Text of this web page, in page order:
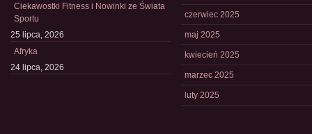
Ciekawostki Fitness i Nowinki ze Świata
Sportu
25 lipca, 2026
Afryka
24 lipca, 2026
czerwiec 2025
maj 2025
kwiecień 2025
marzec 2025
luty 2025